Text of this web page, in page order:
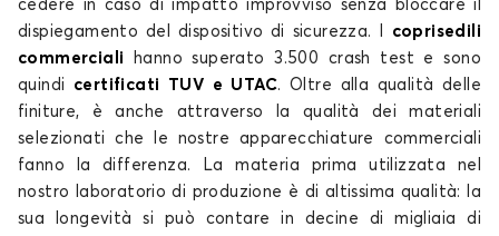
cedere in caso di impatto improvviso senza bloccare il
dispiegamento del dispositivo di sicurezza. I coprisedili
commerciali hanno superato 3.500 crash test e sono
quindi certificati TUV e UTAC. Oltre alla qualità delle
finiture, è anche attraverso la qualità dei materiali
selezionati che le nostre apparecchiature commerciali
fanno la differenza. La materia prima utilizzata nel
nostro laboratorio di produzione è di altissima qualità: la
sua longevità si può contare in decine di migliaia di